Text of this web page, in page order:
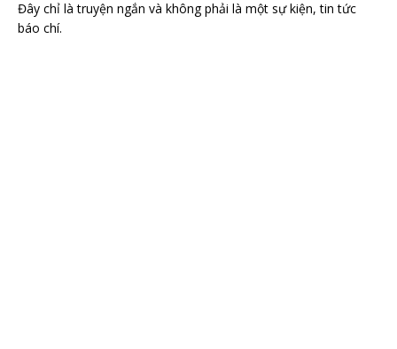
Đây chỉ là truyện ngắn và không phải là một sự kiện, tin tức
báo chí.